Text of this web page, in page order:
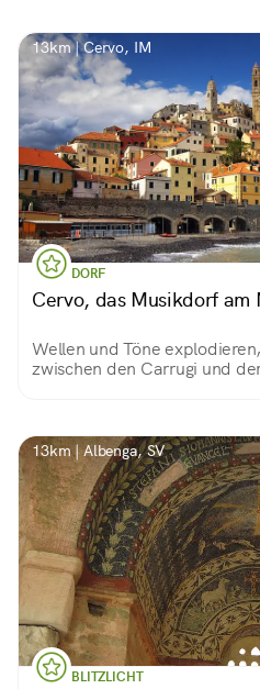
13km | Cervo, IM
DORF
Cervo, das Musikdorf am
Wellen und Töne
zwischen den Carrugi und
13km | Albenga, SV
BLITZLICHT